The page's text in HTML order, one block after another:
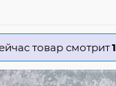
товар смотрит1